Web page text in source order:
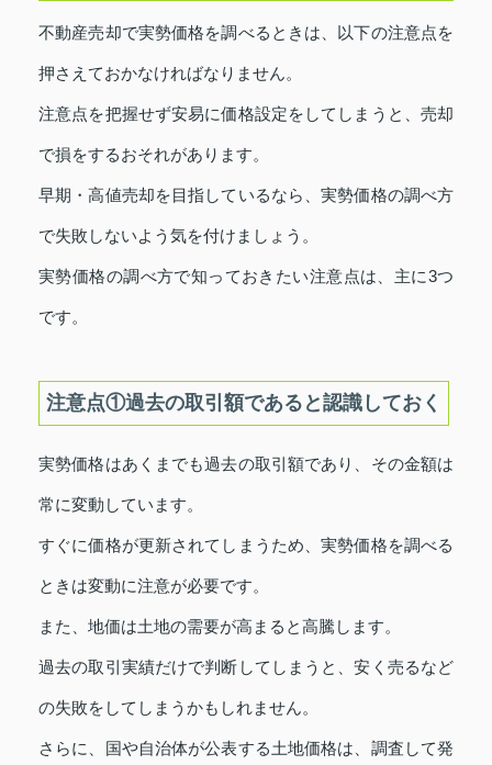
不動産売却で実勢価格を調べるときは、以下の注意点を
押さえておかなければなりません。
注意点を把握せず安易に価格設定をしてしまうと、売却
で損をするおそれがあります。
早期・高値売却を目指しているなら、実勢価格の調べ方
で失敗しないよう気を付けましょう。
実勢価格の調べ方で知っておきたい注意点は、主に3つ
です。
注意点①過去の取引額であると認識しておく
実勢価格はあくまでも過去の取引額であり、その金額は
常に変動しています。
すぐに価格が更新されてしまうため、実勢価格を調べる
ときは変動に注意が必要です。
また、地価は土地の需要が高まると高騰します。
過去の取引実績だけで判断してしまうと、安く売るなど
の失敗をしてしまうかもしれません。
さらに、国や自治体が公表する土地価格は、調査して発